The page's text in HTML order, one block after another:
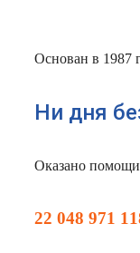
Основан в 1987
Ни дня
Оказано
22 048 971